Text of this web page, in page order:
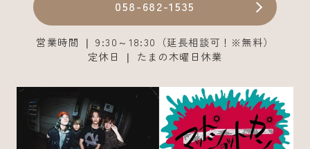
058-682-1535
営業時間 ❘ 9:30～18:30（延長相談可！※無料）
定休日 ❘ たまの木曜日休業